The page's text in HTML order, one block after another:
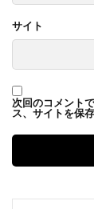
サイト
次回のコメント
ス、サイトを保存